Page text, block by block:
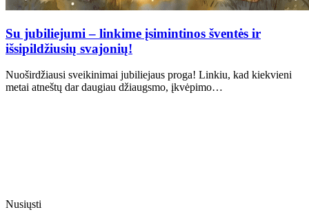
Su jubiliejumi – linkime įsimintinos šventės ir
išsipildžiusių svajonių!
Nuoširdžiausi sveikinimai jubiliejaus proga! Linkiu, kad kiekvieni
metai atneštų dar daugiau džiaugsmo, įkvėpimo…
Nusiųsti